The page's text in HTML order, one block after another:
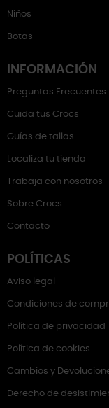
Niños
Botas
INFORMACIÓN
Preguntas Frecuentes
Cuida tus Crocs
Guías de tallas
Localiza tu tienda
Trabaja con nosotros
Sobre Crocs
Contacto
POLÍTICAS
Aviso legal
Condiciones de
Política de privacidad
Política de cookies
Cambios y
Derecho de